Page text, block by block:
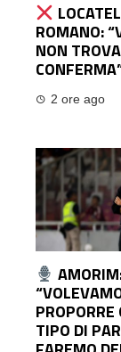
ROMANO:
NON
2 ore ago
PROPORRE
TIPO DI